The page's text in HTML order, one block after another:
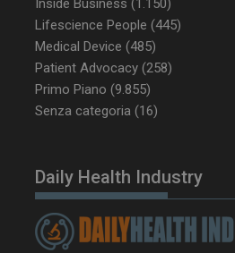
Inside Business (1.150)
Lifescience People (445)
Medical Device (485)
Patient Advocacy (258)
Primo Piano (9.855)
Senza categoria (16)
Daily Health Industry
tracking-sites-
ironfish-session-id
ARRAffinity